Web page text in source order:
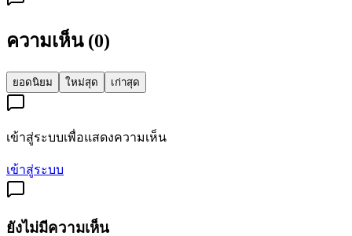
ความเห็น (0)
ยอดนิยม ใหม่สุด เก่าสุด
เข้าสู่ระบบเพื่อแสดงความเห็น
เข้าสู่ระบบ
ยังไม่มีความเห็น